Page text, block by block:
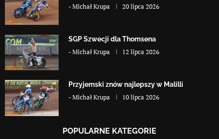
-Michał Krupa 20 lipca 2026
SGP Szwecji dla Thomsena
-Michał Krupa 12 lipca 2026
Przyjemski znów najlepszy w Malilli
-Michał Krupa 10 lipca 2026
POPULARNE KATEGORIE